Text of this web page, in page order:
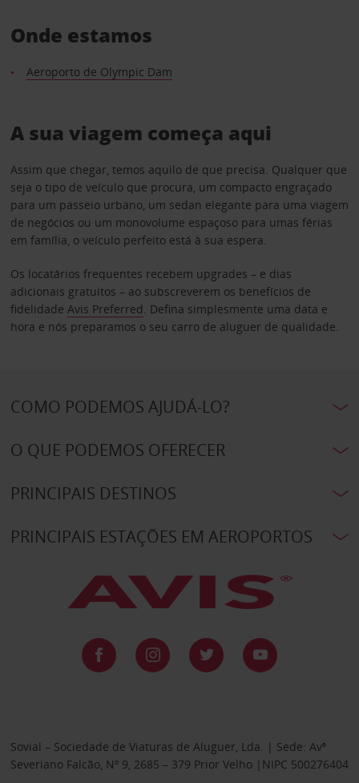
Onde estamos
Aeroporto de Olympic Dam
A sua viagem começa aqui
Assim que chegar, temos aquilo de que precisa. Qualquer que
seja o tipo de veículo que procura, um compacto engraçado
para um passeio urbano, um sedan elegante para uma viagem
de negócios ou um monovolume espaçoso para umas férias
em família, o veículo perfeito está à sua espera.
Os locatários frequentes recebem upgrades – e dias
adicionais gratuitos – ao subscreverem os benefícios de
fidelidade Avis Preferred. Defina simplesmente uma data e
hora e nós preparamos o seu carro de aluguer de qualidade.
COMO PODEMOS AJUDÁ-LO?
O QUE PODEMOS OFERECER
PRINCIPAIS DESTINOS
PRINCIPAIS ESTAÇÕES EM AEROPORTOS
Sovial – Sociedade de Viaturas de Aluguer, Lda. | Sede: Avª
Severiano Falcão, Nº 9, 2685 – 379 Prior Velho |NIPC 500276404